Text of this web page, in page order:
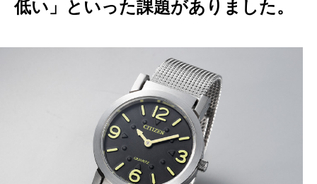
低い」といった課題がありました。